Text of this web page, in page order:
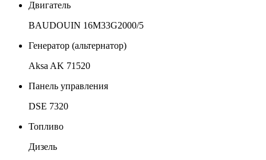
Двигатель
BAUDOUIN 16M33G2000/5
Генератор (альтернатор)
Aksa AK 71520
Панель управления
DSE 7320
Топливо
Дизель